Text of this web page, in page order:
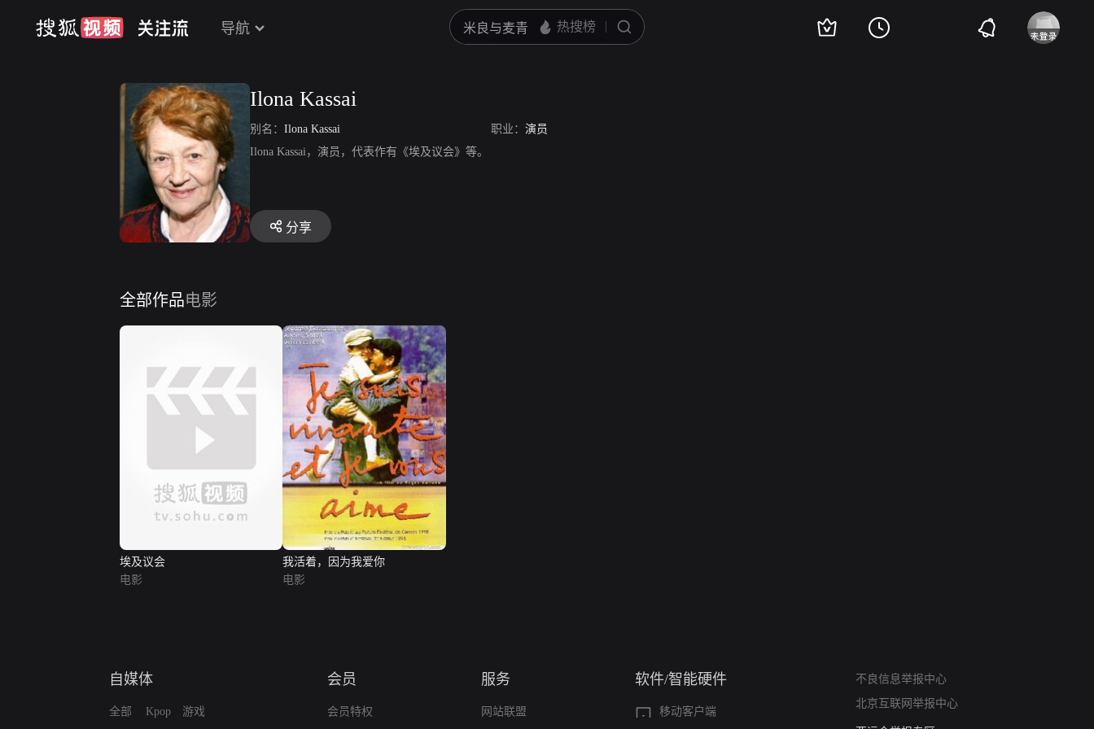
导航
Ilona Kassai
别名： Ilona Kassai 职业： 演员
Ilona Kassai，演员，代表作有《埃及议会》等。
分享
全部作品电影
埃及议会
电影
我活着，因为我爱你
电影
自媒体
全部 Kpop 游戏
会员
会员特权
服务
网站联盟
软件/智能硬件
移动客户端
不良信息举报中心
北京互联网举报中心
算法推荐专项举报